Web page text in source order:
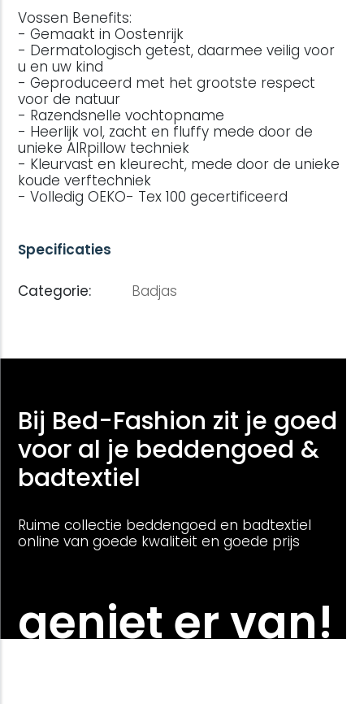
Vossen Benefits:
- Gemaakt in Oostenrijk
- Dermatologisch getest, daarmee veilig voor
u en uw kind
- Geproduceerd met het grootste respect
voor de natuur
- Razendsnelle vochtopname
- Heerlijk vol, zacht en fluffy mede door de
unieke AIRpillow techniek
- Kleurvast en kleurecht, mede door de unieke
koude verftechniek
- Volledig OEKO- Tex 100 gecertificeerd
Specificaties
Categorie: Badjas
Bij Bed-Fashion zit je goed
voor al je beddengoed &
badtextiel
Ruime collectie beddengoed en badtextiel
online van goede kwaliteit en goede prijs
geniet er van!